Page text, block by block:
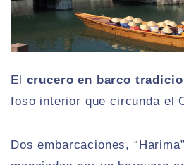
El crucero en barco
foso interior que circunda el
Dos embarcaciones,